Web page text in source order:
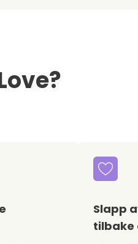
Slapp
tilbake